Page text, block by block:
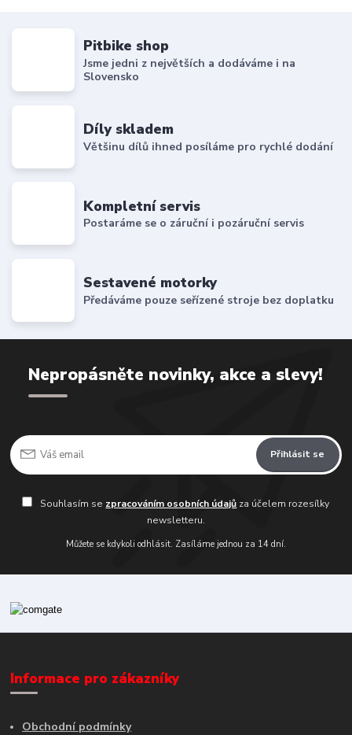
Pitbike shop
Jsme jedni z největších a dodáváme i na
Slovensko
Díly skladem
Většinu dílů ihned posíláme pro rychlé dodání
Kompletní servis
Postaráme se o záruční i pozáruční servis
Sestavené motorky
Předáváme pouze seřízené stroje bez doplatku
Nepropásněte novinky, akce a slevy!
Přihlásit se
Souhlasím se zpracováním osobních údajů za účelem rozesílky
newsletteru.
Můžete se kdykoli odhlásit. Zasíláme jednou za 14 dní.
Informace pro zákazníky
Obchodní podmínky